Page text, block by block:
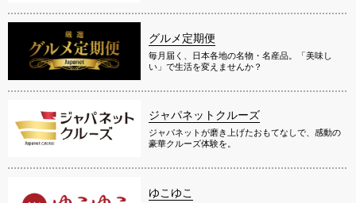
グルメ定期便
毎月届く、日本各地の名物・名産品。「美味し
い」で生活を変えませんか？
ジャパネットクルーズ
ジャパネットが磨き上げたおもてなしで、感動の
豪華クルーズ体験を。
ゆこゆこ